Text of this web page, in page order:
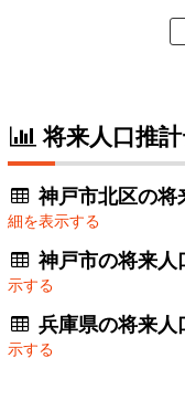
将来人口推
神戸市北区の
細を表示する
神戸市の将来
示する
兵庫県の将来
示する